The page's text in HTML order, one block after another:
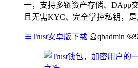
一，支持多链资产存储、DApp
且无需KYC、完全掌控私钥，
Trust安卓版下载 qbadmin